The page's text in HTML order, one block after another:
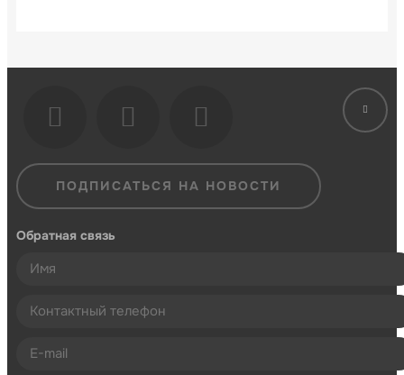
ПОДПИСАТЬСЯ НА НОВОСТИ
Обратная связь